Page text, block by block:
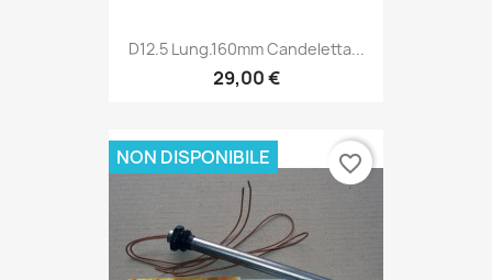
D12.5 Lung.160mm Candeletta...
29,00 €
NON DISPONIBILE favorite_border